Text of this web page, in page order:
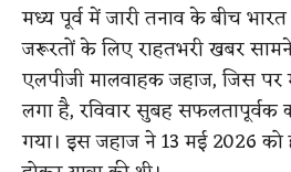
मध्य पूर्व में जारी तनाव के बीच
जरूरतों के लिए राहतभरी खबर
एलपीजी मालवाहक जहाज, जिस पर
लगा है, रविवार सुबह सफलतापूर्वक
गया। इस जहाज ने 13 मई 2026